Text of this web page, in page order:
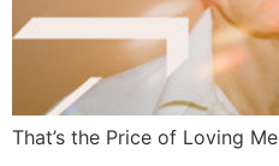
That’s the Price of Loving Me